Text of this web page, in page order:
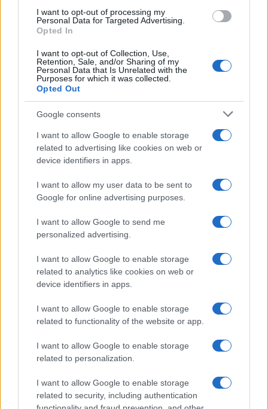
I want to opt-out of processing my
Personal Data for Targeted Advertising.
Opted In
I want to opt-out of Collection, Use,
Retention, Sale, and/or Sharing of my
Personal Data that Is Unrelated with the
Purposes for which it was collected.
Opted Out
Google consents
I want to allow Google to enable storage
related to advertising like cookies on web or
device identifiers in apps.
I want to allow my user data to be sent to
Google for online advertising purposes.
I want to allow Google to send me
personalized advertising.
I want to allow Google to enable storage
related to analytics like cookies on web or
device identifiers in apps.
I want to allow Google to enable storage
related to functionality of the website or app.
I want to allow Google to enable storage
related to personalization.
I want to allow Google to enable storage
related to security, including authentication
345 356 7512
Ricevi le nostre ultime news
daGoogle News
Condividi l'articolo
F
ce
o
o
k
T
it
r
Pi
te
st
W
at
A
p
p
S
h
a
Articolo precedente
Gallura
Michelle Hunziker in Gallura, bella anche dal
vivo: un amico vip svela come fa